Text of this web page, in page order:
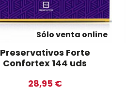
Sólo venta online
Preservativos Forte
Confortex 144 uds
28,95 €